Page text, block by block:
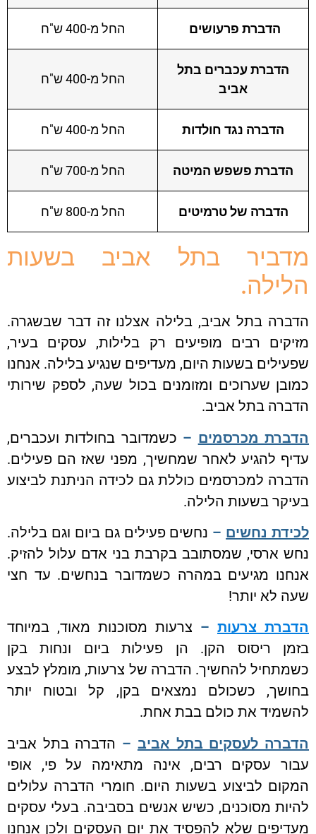
הדברת פרעושים החל מ-400 ש"ח
הדברת עכברים בתל
אביב
החל מ-400 ש"ח
הדברה נגד חולדות החל מ-400 ש"ח
הדברת פשפש המיטה החל מ-700 ש"ח
הדברה של טרמיטים החל מ-800 ש"ח
מדביר בתל אביב בשעות
הלילה.
הדברה בתל אביב, בלילה אצלנו זה דבר שבשגרה.
מזיקים רבים מופיעים רק בלילות, עסקים בעיר,
שפעילים בשעות היום, מעדיפים שנגיע בלילה. אנחנו
כמובן שערוכים ומזומנים בכול שעה, לספק שירותי
הדברה בתל אביב.
הדברת מכרסמים – כשמדובר בחולדות ועכברים,
עדיף להגיע לאחר שמחשיך, מפני שאז הם פעילים.
הדברה למכרסמים כוללת גם לכידה הניתנת לביצוע
בעיקר בשעות הלילה.
לכידת נחשים – נחשים פעילים גם ביום וגם בלילה.
נחש ארסי, שמסתובב בקרבת בני אדם עלול להזיק.
אנחנו מגיעים במהרה כשמדובר בנחשים. עד חצי
שעה לא יותר!
הדברת צרעות – צרעות מסוכנות מאוד, במיוחד
בזמן ריסוס הקן. הן פעילות ביום ונחות בקן
כשמתחיל להחשיך. הדברה של צרעות, מומלץ לבצע
בחושך, כשכולם נמצאים בקן, קל ובטוח יותר
להשמיד את כולם בבת אחת.
הדברה לעסקים בתל אביב – הדברה בתל אביב
עבור עסקים רבים, אינה מתאימה על פי, אופי
המקום לביצוע בשעות היום. חומרי הדברה עלולים
להיות מסוכנים, כשיש אנשים בסביבה. בעלי עסקים
מעדיפים שלא להפסיד את יום העסקים ולכן אנחנו